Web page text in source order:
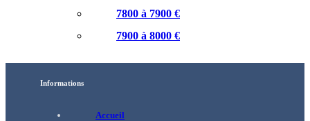
7800 à 7900 €
7900 à 8000 €
Informations
Accueil